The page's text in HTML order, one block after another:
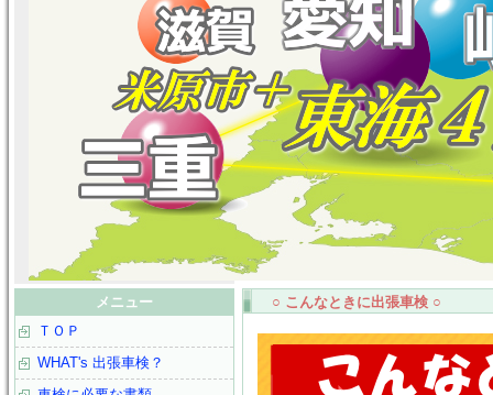
○ こんなときに出張車検 ○
メニュー
ＴＯＰ
WHAT's 出張車検？